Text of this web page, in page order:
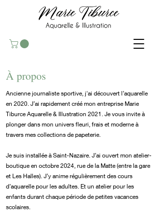
À propos
Ancienne journaliste sportive, j'ai découvert l’aquarelle
en 2020. J’ai rapidement créé mon entreprise Marie
Tiburce Aquarelle & Illustration 2021. Je vous invite à
plonger dans mon univers fleuri, frais et moderne à
travers mes collections de papeterie.
Je suis installée à Saint-Nazaire. J’ai ouvert mon atelier-
boutique en octobre 2024, rue de la Matte (entre la gare
et Les Halles). J’y anime régulièrement des cours
d’aquarelle pour les adultes. Et un atelier pour les
enfants durant chaque période de petites vacances
scolaires.